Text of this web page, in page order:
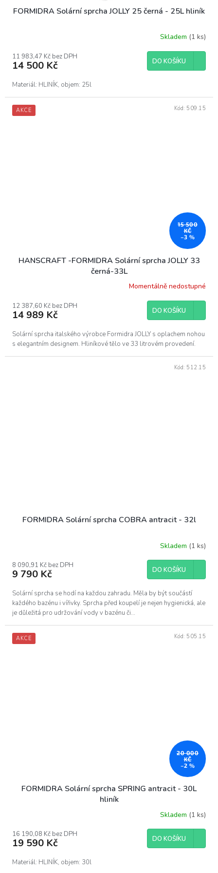
FORMIDRA Solární sprcha JOLLY 25 černá - 25L hliník
Skladem (1 ks)
11 983,47 Kč bez DPH
14 500 Kč DO KOŠÍKU
Materiál: HLINÍK, objem: 25l
AKCE
15 500
KČ
–3 %
HANSCRAFT -FORMIDRA Solární sprcha JOLLY 33
černá-33L
Momentálně nedostupné
12 387,60 Kč bez DPH
14 989 Kč DO KOŠÍKU
Solární sprcha italského výrobce Formidra JOLLY s oplachem nohou
s elegantním designem. Hliníkové tělo ve 33 litrovém provedení.
Kód: 509.15
FORMIDRA Solární sprcha COBRA antracit - 32l
Skladem (1 ks)
8 090,91 Kč bez DPH
9 790 Kč DO KOŠÍKU
Solární sprcha se hodí na každou zahradu. Měla by být součástí
každého bazénu i vířivky. Sprcha před koupelí je nejen hygienická, ale
je důležitá pro udržování vody v bazénu či...
Kód: 512.15
AKCE
20 000
KČ
–2 %
FORMIDRA Solární sprcha SPRING antracit - 30L
hliník
Skladem (1 ks)
16 190,08 Kč bez DPH
19 590 Kč DO KOŠÍKU
Materiál: HLINÍK, objem: 30l
Kód: 505.15